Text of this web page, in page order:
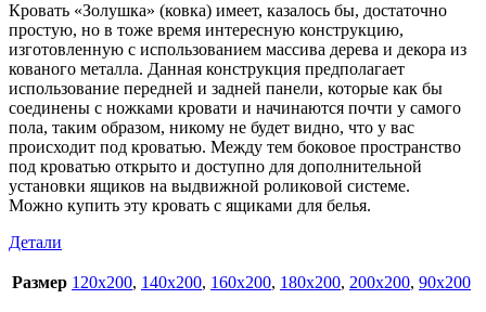
Кровать «Золушка» (ковка) имеет, казалось бы, достаточно
простую, но в тоже время интересную конструкцию,
изготовленную с использованием массива дерева и декора из
кованого металла. Данная конструкция предполагает
использование передней и задней панели, которые как бы
соединены с ножками кровати и начинаются почти у самого
пола, таким образом, никому не будет видно, что у вас
происходит под кроватью. Между тем боковое пространство
под кроватью открыто и доступно для дополнительной
установки ящиков на выдвижной роликовой системе.
Можно купить эту кровать с ящиками для белья.
Детали
Размер 120х200, 140х200, 160х200, 180х200, 200х200, 90х200